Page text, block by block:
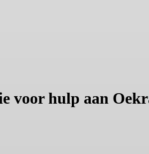
voor hulp aan